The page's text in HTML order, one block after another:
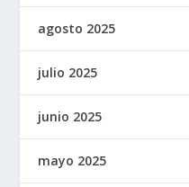
agosto 2025
julio 2025
junio 2025
mayo 2025